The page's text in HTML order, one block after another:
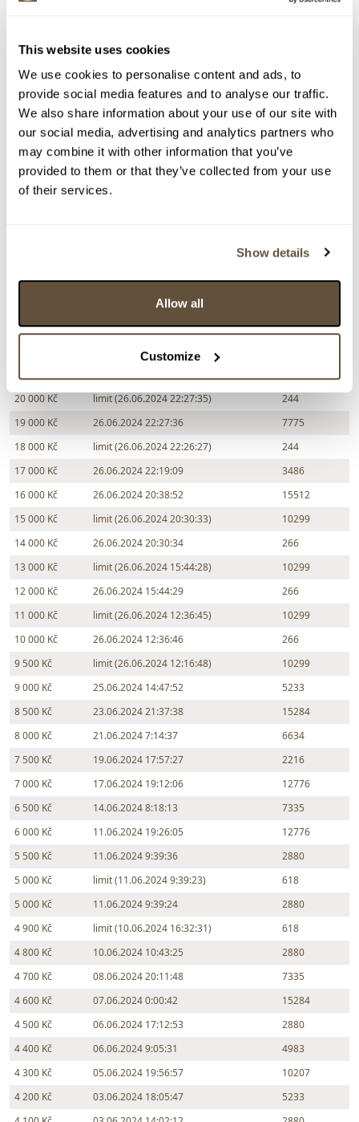
This website uses cookies
We use cookies to personalise content and ads, to
provide social media features and to analyse our traffic.
We also share information about your use of our site with
our social media, advertising and analytics partners who
may combine it with other information that you’ve
provided to them or that they’ve collected from your use
of their services.
Show details
Allow all
Customize
26.06.2024 22:32:49
7775
32 000 Kč
limit (26.06.2024 22:32:46)
244
31 000 Kč
26.06.2024 22:32:47
7775
30 000 Kč
limit (26.06.2024 22:31:53)
244
29 000 Kč
limit (26.06.2024 22:31:52)
3486
7775
24 000 Kč
26.06.2024 22:29:34
15302
26.06.2024 22:28:51
22 000 Kč
26.06.2024 22:28:25
7775
limit (26.06.2024 22:28:22)
21 000 Kč
20 000 Kč
limit (26.06.2024 22:27:35)
244
19 000 Kč
26.06.2024 22:27:36
7775
18 000 Kč
limit (26.06.2024 22:26:27)
244
17 000 Kč
26.06.2024 22:19:09
3486
16 000 Kč
26.06.2024 20:38:52
15512
15 000 Kč
limit (26.06.2024 20:30:33)
10299
14 000 Kč
26.06.2024 20:30:34
266
13 000 Kč
limit (26.06.2024 15:44:28)
10299
12 000 Kč
26.06.2024 15:44:29
266
11 000 Kč
limit (26.06.2024 12:36:45)
10299
10 000 Kč
26.06.2024 12:36:46
266
9 500 Kč
limit (26.06.2024 12:16:48)
10299
9 000 Kč
25.06.2024 14:47:52
5233
8 500 Kč
23.06.2024 21:37:38
15284
8 000 Kč
21.06.2024 7:14:37
6634
7 500 Kč
19.06.2024 17:57:27
2216
7 000 Kč
17.06.2024 19:12:06
12776
6 500 Kč
14.06.2024 8:18:13
7335
6 000 Kč
11.06.2024 19:26:05
12776
5 500 Kč
11.06.2024 9:39:36
2880
5 000 Kč
limit (11.06.2024 9:39:23)
618
5 000 Kč
11.06.2024 9:39:24
2880
4 900 Kč
limit (10.06.2024 16:32:31)
618
4 800 Kč
10.06.2024 10:43:25
2880
4 700 Kč
08.06.2024 20:11:48
7335
4 600 Kč
07.06.2024 0:00:42
15284
4 500 Kč
06.06.2024 17:12:53
2880
4 400 Kč
06.06.2024 9:05:31
4983
4 300 Kč
05.06.2024 19:56:57
10207
4 200 Kč
03.06.2024 18:05:47
5233